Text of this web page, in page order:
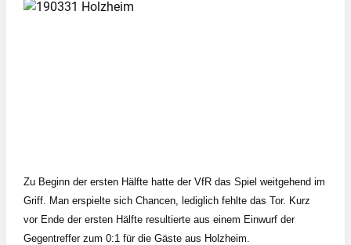
Zu Beginn der ersten Hälfte hatte der VfR das Spiel weitgehend im
Griff. Man erspielte sich Chancen, lediglich fehlte das Tor. Kurz
vor Ende der ersten Hälfte resultierte aus einem Einwurf der
Gegentreffer zum 0:1 für die Gäste aus Holzheim.